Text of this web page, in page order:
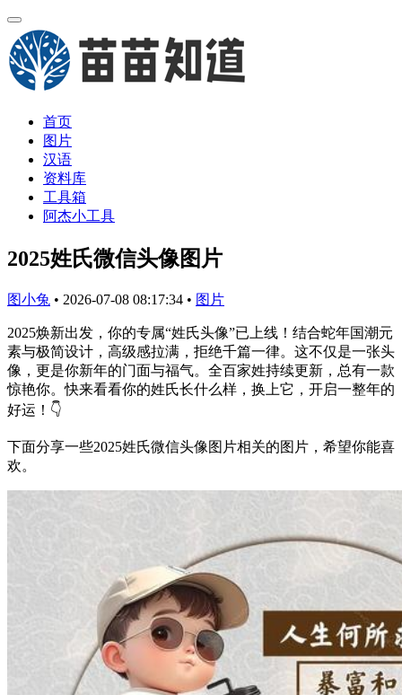
首页
图片
汉语
资料库
工具箱
阿杰小工具
2025姓氏微信头像图片
图小兔 • 2026-07-08 08:17:34 • 图片
2025焕新出发，你的专属“姓氏头像”已上线！结合蛇年国潮元
素与极简设计，高级感拉满，拒绝千篇一律。这不仅是一张头
像，更是你新年的门面与福气。全百家姓持续更新，总有一款
惊艳你。快来看看你的姓氏长什么样，换上它，开启一整年的
好运！👇
下面分享一些2025姓氏微信头像图片相关的图片，希望你能喜
欢。